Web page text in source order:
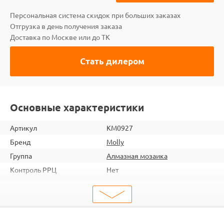
Персональная система скидок при больших заказах
Отгрузка в день получения заказа
Доставка по Москве или до ТК
Стать дилером
Основные характеристики
Артикул
KM0927
Бренд
Molly
Группа
Алмазная мозаика
Контроль РРЦ
Нет
6920140890726